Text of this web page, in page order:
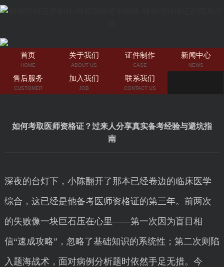
首页
HOME
关于我们
ABOUT US
证件制作
CASE
新闻中心
NEWS
售后服务
CUSTOMER
加入我们
JOB
联系我们
CONTACT US
如何考取医师资格证？过来人分享真实备考经验与避坑指
南
深夜的台灯下，小陈翻开了那本已经卷边的临床医学
综合，这已经是他备考医师资格证的第三年。前两次
的失败像一块巨石压在心里——第一次因为盲目相
信“速成攻略”，忽略了基础知识的系统性；第二次则陷
入题海战术，面对病例分析题时依然手足无措。今